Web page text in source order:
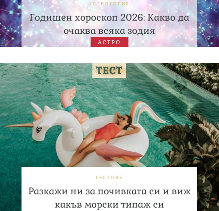
АСТРОЛОГИЯ
Годишен хороскоп 2026: Какво да
очаква всяка зодия
АСТРО
ТЕСТОВЕ
Разкажи ни за почивката си и виж
какъв морски типаж си